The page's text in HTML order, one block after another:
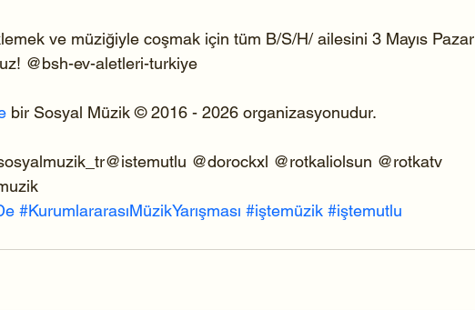
ve müziğiyle coşmak için tüm B/S/H/ ailesini 3 Mayıs Pazar
@bsh-ev-aletleri-turkiye
bir Sosyal Müzik © 2016 - 2026 organizasyonudur.
@dorockxl @rotkaliolsun @rotkatv
#KurumlararasıMüzikYarışması #iştemüzik #iştemutlu